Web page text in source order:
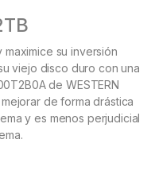
su inversión
viejo disco duro con una
de WESTERN
de forma drástica
y es menos perjudicial